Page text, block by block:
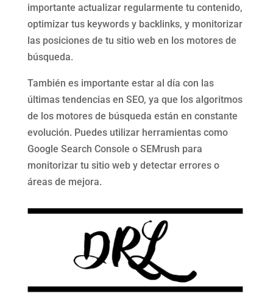
importante actualizar regularmente tu contenido,
optimizar tus keywords y backlinks, y monitorizar
las posiciones de tu sitio web en los motores de
búsqueda.
También es importante estar al día con las
últimas tendencias en SEO, ya que los algoritmos
de los motores de búsqueda están en constante
evolución. Puedes utilizar herramientas como
Google Search Console o SEMrush para
monitorizar tu sitio web y detectar errores o
áreas de mejora.